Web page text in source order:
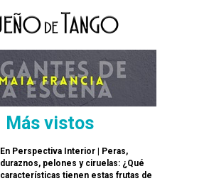
Más vistos
En Perspectiva Interior | Peras,
duraznos, pelones y ciruelas: ¿Qué
características tienen estas frutas de